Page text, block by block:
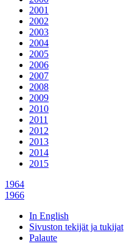
2001
2002
2003
2004
2005
2006
2007
2008
2009
2010
2011
2012
2013
2014
2015
1964
1966
In English
Sivuston tekijät ja tukijat
Palaute